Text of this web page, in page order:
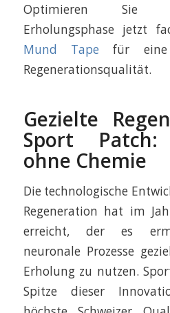
Optimieren Sie
Erholungsphase jetzt
Mund Tape für eine
Regenerationsqualität.
Gezielte
Sport Patch:
ohne Chemie
Die technologische
Regeneration hat im
erreicht, der es
neuronale Prozesse
Erholung zu nutzen.
Spitze dieser